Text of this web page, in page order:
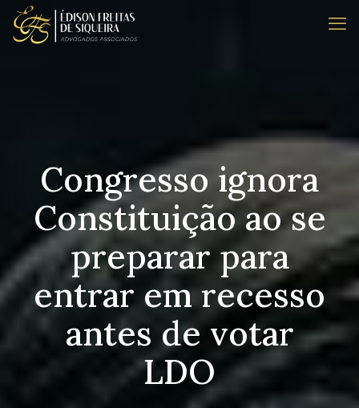
Congresso ignora
Constituição ao se
preparar para
entrar em recesso
antes de votar
LDO